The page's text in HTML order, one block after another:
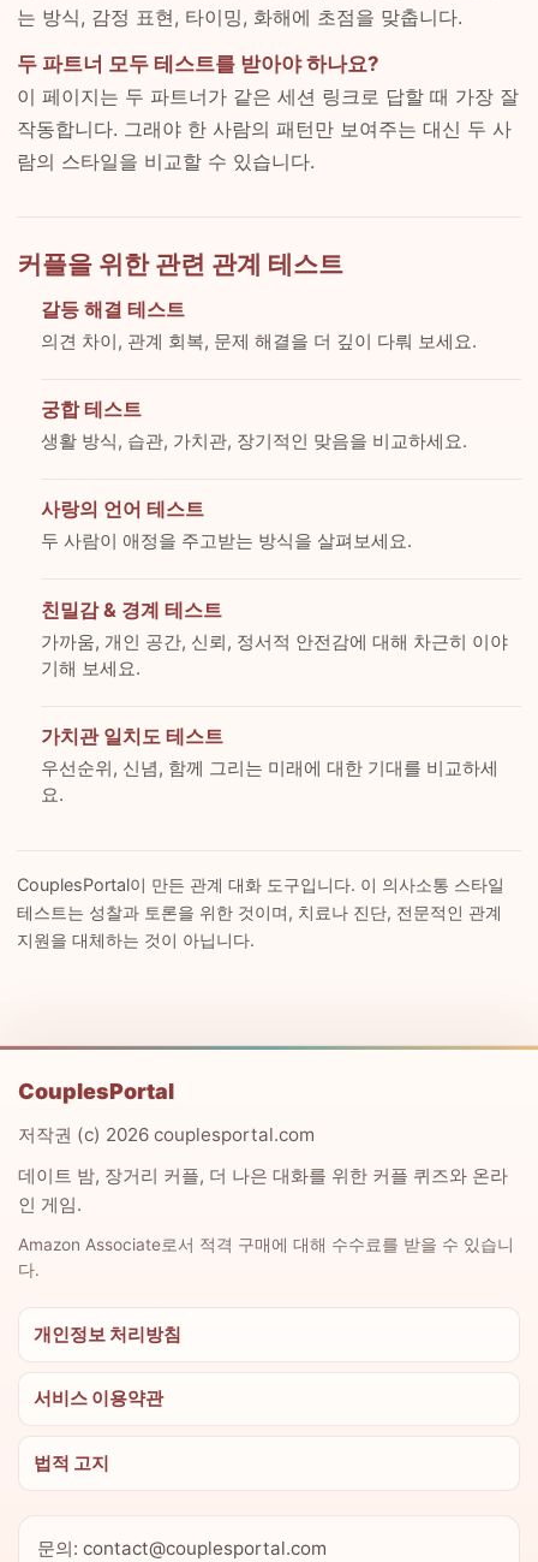
는 방식, 감정 표현, 타이밍, 화해에 초점을 맞춥니다.
두 파트너 모두 테스트를 받아야 하나요?
이 페이지는 두 파트너가 같은 세션 링크로 답할 때 가장 잘
작동합니다. 그래야 한 사람의 패턴만 보여주는 대신 두 사
람의 스타일을 비교할 수 있습니다.
커플을 위한 관련 관계 테스트
갈등 해결 테스트
의견 차이, 관계 회복, 문제 해결을 더 깊이 다뤄 보세요.
궁합 테스트
생활 방식, 습관, 가치관, 장기적인 맞음을 비교하세요.
사랑의 언어 테스트
두 사람이 애정을 주고받는 방식을 살펴보세요.
친밀감 & 경계 테스트
가까움, 개인 공간, 신뢰, 정서적 안전감에 대해 차근히 이야
기해 보세요.
가치관 일치도 테스트
우선순위, 신념, 함께 그리는 미래에 대한 기대를 비교하세
요.
CouplesPortal이 만든 관계 대화 도구입니다. 이 의사소통 스타일
테스트는 성찰과 토론을 위한 것이며, 치료나 진단, 전문적인 관계
지원을 대체하는 것이 아닙니다.
CouplesPortal
저작권 (c) 2026 couplesportal.com
데이트 밤, 장거리 커플, 더 나은 대화를 위한 커플 퀴즈와 온라
인 게임.
Amazon Associate로서 적격 구매에 대해 수수료를 받을 수 있습니
다.
개인정보 처리방침
서비스 이용약관
법적 고지
문의: contact@couplesportal.com